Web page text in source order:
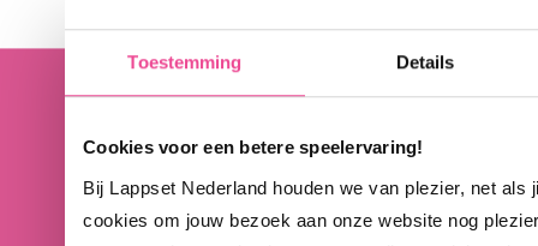
Toestemming Details
Cookies voor een betere speelervaring!
Bij Lappset Nederland houden we van plezier, net als
cookies om jouw bezoek aan onze website nog